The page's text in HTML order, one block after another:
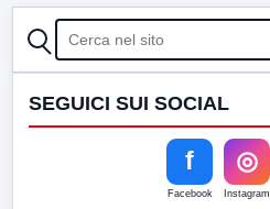
CERCA
SEGUICI SUI SOCIAL
f
Facebook
◎
Instagram